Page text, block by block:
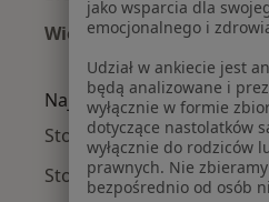
Więcej (15)
Więcej w kategorii:
Najpopularniejsze
Stomatolodzy z PZU
Stomatolodzy z LUX MED
jako wsparcia dla
emocjonalnego i
Udział w ankiecie jest
będą analizowane i
wyłącznie w formie
dotyczące nastolatków
wyłącznie do rodziców
prawnych. Nie
bezpośrednio od osób